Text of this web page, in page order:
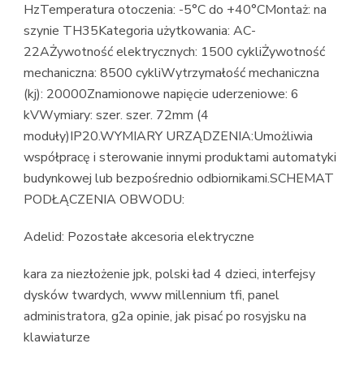
HzTemperatura otoczenia: -5°C do +40°CMontaż: na
szynie TH35Kategoria użytkowania: AC-
22AŻywotność elektrycznych: 1500 cykliŻywotność
mechaniczna: 8500 cykliWytrzymałość mechaniczna
(kj): 20000Znamionowe napięcie uderzeniowe: 6
kVWymiary: szer. szer. 72mm (4
moduły)IP20.WYMIARY URZĄDZENIA:Umożliwia
współpracę i sterowanie innymi produktami automatyki
budynkowej lub bezpośrednio odbiornikami.SCHEMAT
PODŁĄCZENIA OBWODU:
Adelid: Pozostałe akcesoria elektryczne
kara za niezłożenie jpk, polski ład 4 dzieci, interfejsy
dysków twardych, www millennium tfi, panel
administratora, g2a opinie, jak pisać po rosyjsku na
klawiaturze